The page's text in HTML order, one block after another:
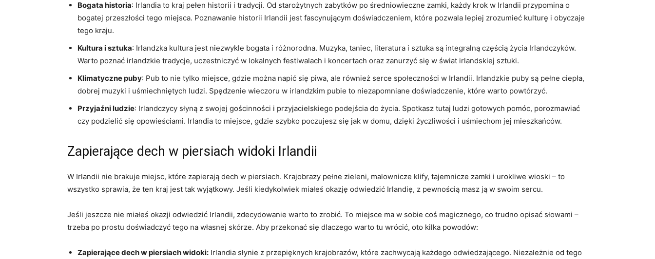
Bogata historia: Irlandia to kraj pełen historii i⁣ tradycji. Od starożytnych zabytków po średniowieczne zamki, każdy krok w⁢ Irlandii ‍przypomina o
bogatej przeszłości tego miejsca. Poznawanie historii Irlandii jest fascynującym⁢ doświadczeniem, ‌które pozwala lepiej zrozumieć kulturę i obyczaje
tego kraju.
Kultura i sztuka: Irlandzka kultura jest niezwykle bogata i ​różnorodna. Muzyka, taniec, literatura i sztuka są ⁤integralną częścią życia Irlandczyków.
Warto poznać irlandzkie⁤ tradycje, uczestniczyć w lokalnych festiwalach i koncertach oraz zanurzyć się w świat irlandskiej sztuki.
Klimatyczne puby: Pub to nie tylko miejsce, ⁤gdzie można napić się piwa, ale ⁣również serce społeczności w​ Irlandii. Irlandzkie puby są ‍pełne ciepła,
dobrej muzyki i uśmiechniętych ludzi. Spędzenie wieczoru w irlandzkim pubie to ‌niezapomniane doświadczenie, ‌które warto powtórzyć.
Przyjaźni ludzie: Irlandczycy słyną z swojej gościnności i​ przyjacielskiego podejścia do życia. Spotkasz tutaj ludzi gotowych pomóc, porozmawiać
czy ⁤podzielić się opowieściami. Irlandia to miejsce, gdzie szybko poczujesz się jak w domu, dzięki życzliwości i uśmiechom jej mieszkańców.
Zapierające dech​ w⁢ piersiach widoki Irlandii
W Irlandii nie brakuje ⁤miejsc, które zapierają dech w‍ piersiach. Krajobrazy‍ pełne zieleni, malownicze klify, tajemnicze zamki i urokliwe wioski – to
wszystko sprawia, że ten kraj jest tak wyjątkowy. Jeśli ‍kiedykolwiek miałeś okazję⁢ odwiedzić Irlandię, z pewnością masz ją w swoim sercu.
Jeśli jeszcze nie miałeś okazji odwiedzić ⁤Irlandii, zdecydowanie warto ‍to zrobić. To miejsce ma w‌ sobie coś magicznego, co trudno opisać słowami –
trzeba po prostu doświadczyć tego na własnej skórze. Aby przekonać się dlaczego warto tu wrócić, oto kilka powodów:
Zapierające dech ⁢w piersiach widoki: Irlandia słynie z‍ przepięknych⁤ krajobrazów, które ​zachwycają każdego odwiedzającego. Niezależnie od⁤ tego